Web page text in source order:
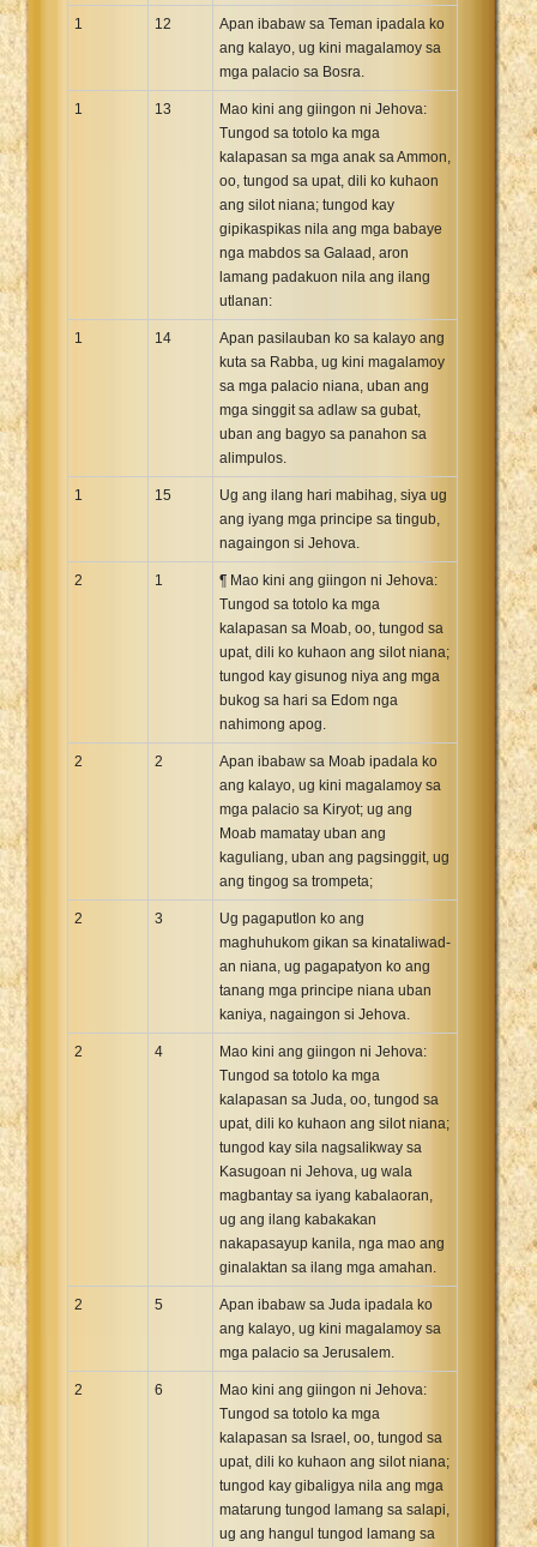
1 12
Apan ibabaw sa Teman ipadala ko
ang kalayo, ug kini magalamoy sa
mga palacio sa Bosra.
1 13
Mao kini ang giingon ni Jehova:
Tungod sa totolo ka mga
kalapasan sa mga anak sa Ammon,
oo, tungod sa upat, dili ko kuhaon
ang silot niana; tungod kay
gipikaspikas nila ang mga babaye
nga mabdos sa Galaad, aron
lamang padakuon nila ang ilang
utlanan:
1 14
Apan pasilauban ko sa kalayo ang
kuta sa Rabba, ug kini magalamoy
sa mga palacio niana, uban ang
mga singgit sa adlaw sa gubat,
uban ang bagyo sa panahon sa
alimpulos.
1 15
Ug ang ilang hari mabihag, siya ug
ang iyang mga principe sa tingub,
nagaingon si Jehova.
2 1
¶ Mao kini ang giingon ni Jehova:
Tungod sa totolo ka mga
kalapasan sa Moab, oo, tungod sa
upat, dili ko kuhaon ang silot niana;
tungod kay gisunog niya ang mga
bukog sa hari sa Edom nga
nahimong apog.
2 2
Apan ibabaw sa Moab ipadala ko
ang kalayo, ug kini magalamoy sa
mga palacio sa Kiryot; ug ang
Moab mamatay uban ang
kaguliang, uban ang pagsinggit, ug
ang tingog sa trompeta;
2 3
Ug pagaputlon ko ang
maghuhukom gikan sa kinataliwad-
an niana, ug pagapatyon ko ang
tanang mga principe niana uban
kaniya, nagaingon si Jehova.
2 4
Mao kini ang giingon ni Jehova:
Tungod sa totolo ka mga
kalapasan sa Juda, oo, tungod sa
upat, dili ko kuhaon ang silot niana;
tungod kay sila nagsalikway sa
Kasugoan ni Jehova, ug wala
magbantay sa iyang kabalaoran,
ug ang ilang kabakakan
nakapasayup kanila, nga mao ang
ginalaktan sa ilang mga amahan.
2 5
Apan ibabaw sa Juda ipadala ko
ang kalayo, ug kini magalamoy sa
mga palacio sa Jerusalem.
2 6
Mao kini ang giingon ni Jehova:
Tungod sa totolo ka mga
kalapasan sa Israel, oo, tungod sa
upat, dili ko kuhaon ang silot niana;
tungod kay gibaligya nila ang mga
matarung tungod lamang sa salapi,
ug ang hangul tungod lamang sa